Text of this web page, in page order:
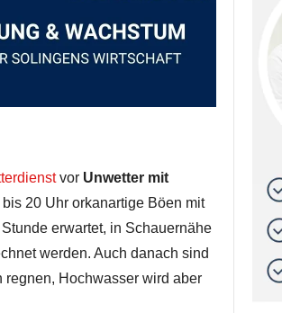
vorUnwetter mit
20 Uhr orkanartige Böen mit
erwartet, in Schauernähe
werden. Auch danach sind
regnen, Hochwasser wird aber